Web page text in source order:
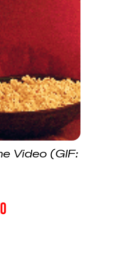
Video (GIF: